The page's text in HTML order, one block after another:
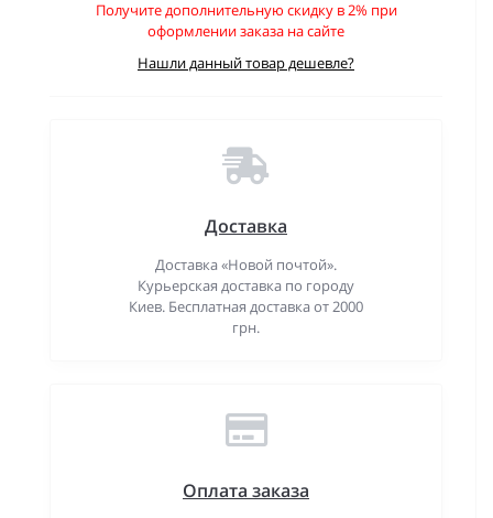
Получите дополнительную скидку в 2% при
оформлении заказа на сайте
Нашли данный товар дешевле?
Доставка
Доставка «Новой почтой».
Курьерская доставка по городу
Киев. Бесплатная доставка от 2000
грн.
Оплата заказа